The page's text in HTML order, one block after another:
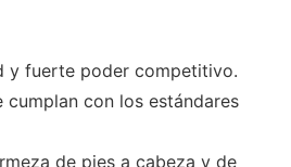
y fuerte poder competitivo.
con los estándares
de pies a cabeza y de